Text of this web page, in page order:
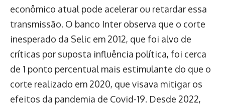
econômico atual pode acelerar ou retardar essa
transmissão. O banco Inter observa que o corte
inesperado da Selic em 2012, que foi alvo de
críticas por suposta influência política, foi cerca
de 1 ponto percentual mais estimulante do que o
corte realizado em 2020, que visava mitigar os
efeitos da pandemia de Covid-19. Desde 2022,